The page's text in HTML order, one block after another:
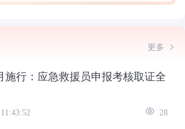
更多
施行：应急救援员申报考核取证全
28